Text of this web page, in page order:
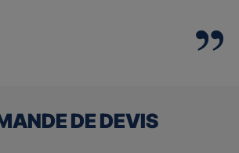
DE DEVIS